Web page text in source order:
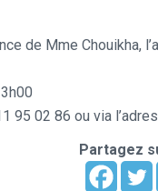
de Mme Chouikha,
95 02 86 ou via
Partagez